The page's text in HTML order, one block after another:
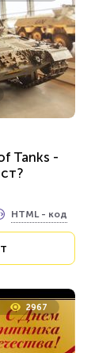
Tanks -
HTML - код
2967